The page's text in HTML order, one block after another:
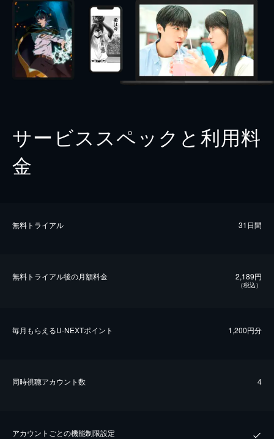
サービススペックと利用料
金
無料トライアル 31日間
無料トライアル後の⽉額料金 2,189円
（税込）
毎⽉もらえるU-NEXTポイント 1,200円分
同時視聴アカウント数 4
アカウントごとの機能制限設定